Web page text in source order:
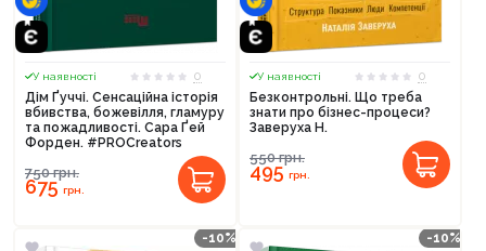
У наявності
0
Дім Ґуччі. Сенсаційна історія
вбивства, божевілля, гламуру
та пожадливості. Сара Ґей
Форден. #PROCreators
750грн.
675грн.
У наявності
0
Безконтрольні. Що треба
знати про бізнес-процеси?
Заверуха Н.
550грн.
495грн.
-10% -10%